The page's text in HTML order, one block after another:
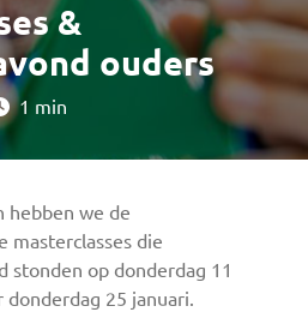
&
ouders
1 min
hebben we de
masterclasses die
stonden op donderdag 11
donderdag 25 januari.